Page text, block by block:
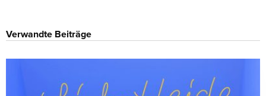
Verwandte Beiträge